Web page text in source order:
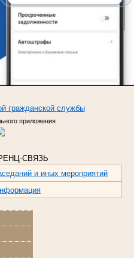
гражданской службы
приложения
СВЯЗЬ
и иных мероприятий